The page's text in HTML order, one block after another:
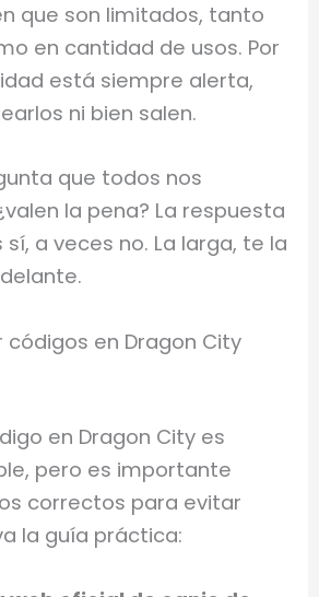
que son limitados, tanto
en cantidad de usos. Por
está siempre alerta,
ni bien salen.
que todos nos
la pena? La respuesta
a veces no. La larga, te la
en Dragon City
en Dragon City es
pero es importante
correctos para evitar
la guía práctica: